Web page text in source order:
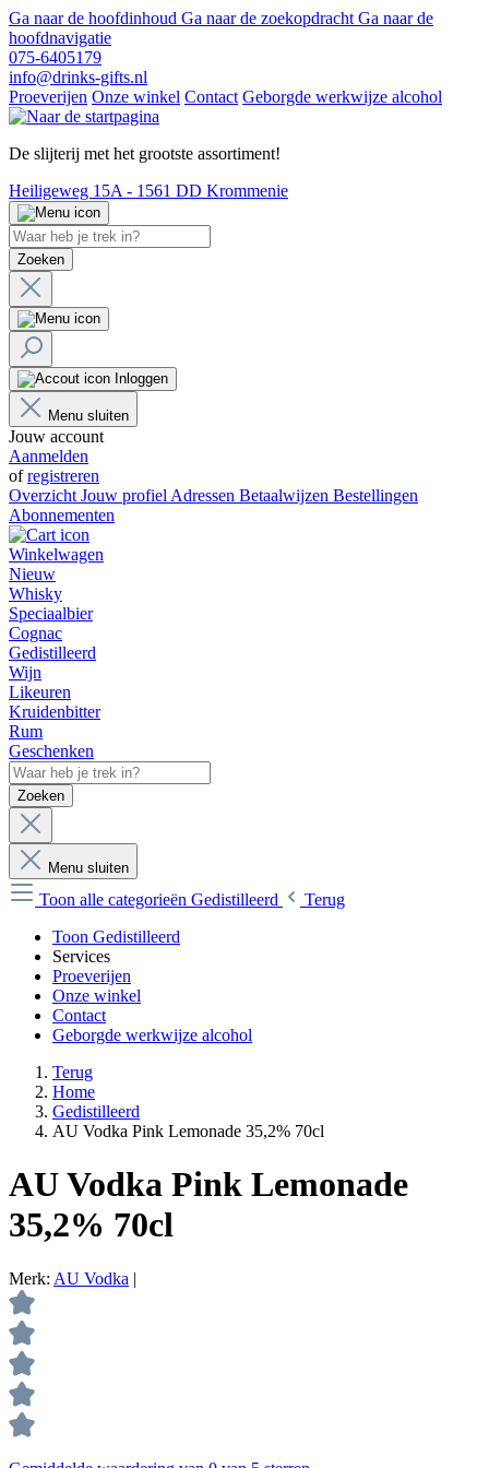
Ga naar de hoofdinhoud Ga naar de zoekopdracht Ga naar de
hoofdnavigatie
075-6405179
info@drinks-gifts.nl
Proeverijen Onze winkel Contact Geborgde werkwijze alcohol
De slijterij met het grootste assortiment!
Heiligeweg 15A - 1561 DD Krommenie
Zoeken
Inloggen
Menu sluiten
Jouw account
Aanmelden
ofregistreren
Overzicht Jouw profiel Adressen Betaalwijzen Bestellingen
Abonnementen
Winkelwagen
Nieuw
Whisky
Speciaalbier
Cognac
Gedistilleerd
Wijn
Likeuren
Kruidenbitter
Rum
Geschenken
Zoeken
Menu sluiten
Toon alle categorieën Gedistilleerd
Terug
Toon Gedistilleerd
Services
Proeverijen
Onze winkel
Contact
Geborgde werkwijze alcohol
Terug
Home
Gedistilleerd
AU Vodka Pink Lemonade 35,2% 70cl
AU Vodka Pink Lemonade
35,2% 70cl
Merk: AU Vodka |